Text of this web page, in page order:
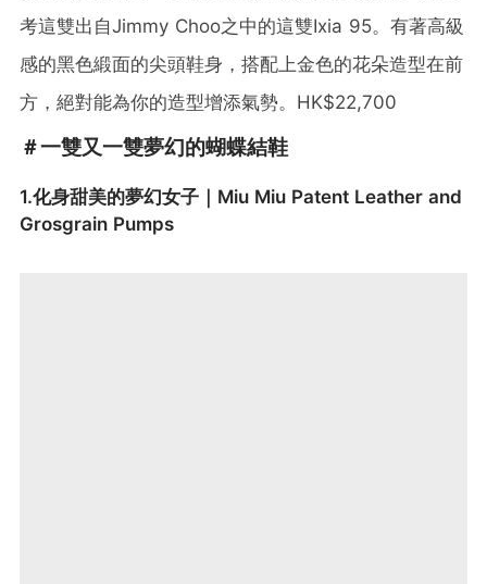
考這雙出自Jimmy Choo之中的這雙Ixia 95。有著高級
感的黑色緞面的尖頭鞋身，搭配上金色的花朵造型在前
方，絕對能為你的造型增添氣勢。HK$22,700
＃一雙又一雙夢幻的蝴蝶結鞋
1.化身甜美的夢幻女子｜Miu Miu Patent Leather and
Grosgrain Pumps